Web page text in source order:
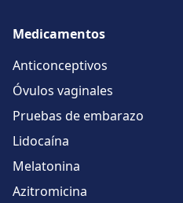
Medicamentos
Anticonceptivos
Óvulos vaginales
Pruebas de embarazo
Lidocaína
Melatonina
Azitromicina